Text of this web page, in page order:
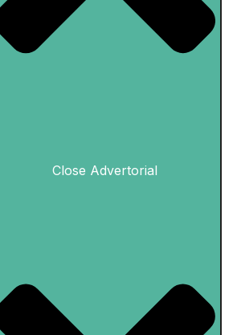
Close Advertorial